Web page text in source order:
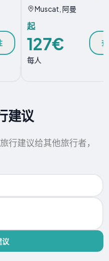
Muscat, 阿曼
起
127€
每人
建议
行建议给其他旅行者，
议